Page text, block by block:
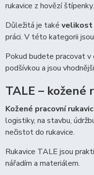
rukavice z hovězí štípenky.
Důležitá je také velikost
práci. V této kategorii
Pokud budete pracovat
podšívkou a jsou
TALE – kožené
Kožené pracovní
logistiky, na stavbu,
nečistot do rukavice.
Rukavice TALE jsou
nářadím a materiálem.